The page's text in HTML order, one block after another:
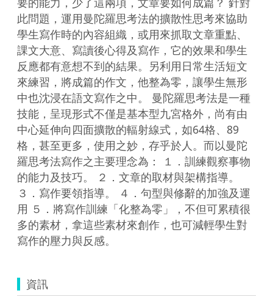
此問題，運用曼陀羅思考法的擴散性思考來協助
學生寫作時的內容組織，或用來抓取文章重點、
課文大意、寫讀後心得及寫作，它的效果和學生
反應都有意想不到的結果。另利用日常生活短文
來練習，將成篇的作文，他整為零，讓學生無形
中也沈浸在語文寫作之中。 曼陀羅思考法是一種
技能，呈現形式不僅是基本型九宮格外，尚有由
中心延伸向四面擴散的輻射線式，如64格、89
格，甚至更多，使用之妙，存乎於人。而以曼陀
羅思考法寫作之主要理念為： １．訓練觀察事物
的能力及技巧。 ２．文章的取材與架構指導。
３．寫作要領指導。 ４．句型與修辭的加強及運
用 ５．將寫作訓練「化整為零」，不但可累積很
多的素材，拿這些素材來創作，也可減輕學生對
寫作的壓力與反感。
資訊